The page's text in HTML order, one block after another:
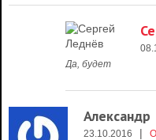
Да, будет
Александр
23.10.2016 |